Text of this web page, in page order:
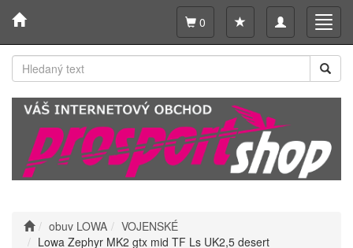
Toggle
navigation
0
obuv LOWA
VOJENSKÉ
Lowa Zephyr MK2 gtx mid TF Ls UK2,5 desert